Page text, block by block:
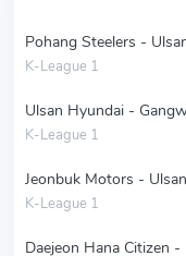
Pohang Steelers -
K-League 1
Ulsan Hyundai -
K-League 1
Jeonbuk Motors -
K-League 1
Daejeon Hana Citizen